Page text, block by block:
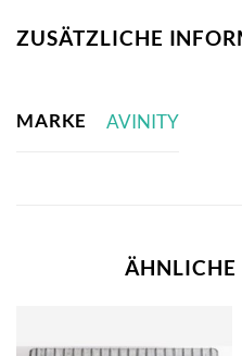
ZUSÄTZLICHE
MARKE AVINITY
ÄHNLICHE